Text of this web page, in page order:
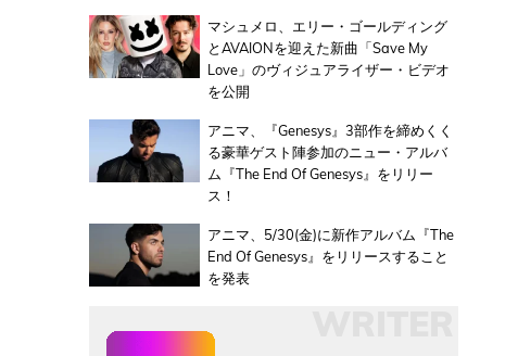
マシュメロ、エリー・ゴールディング
とAVAIONを迎えた新曲「Save My
Love」のヴィジュアライザー・ビデオ
を公開
アニマ、『Genesys』3部作を締めくく
る豪華ゲスト陣参加のニュー・アルバ
ム『The End Of Genesys』をリリー
ス！
アニマ、5/30(金)に新作アルバム『The
End Of Genesys』をリリースすること
を発表